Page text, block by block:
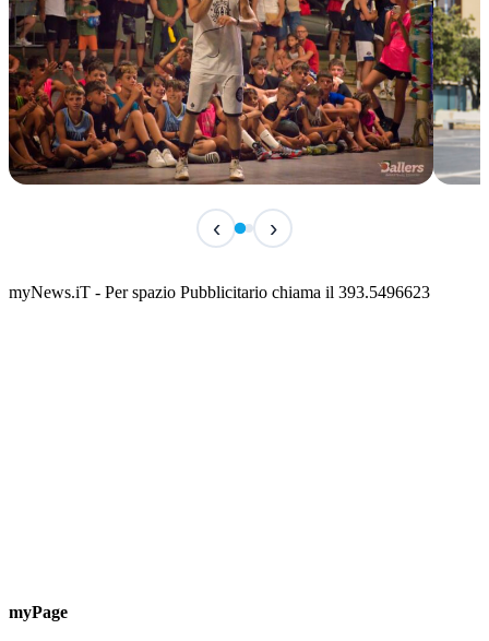
Classic Contest 3vs3 Memorial Michele
📅 6 Agosto 2026 · 09:00 · 📍 Lungomare C. Colombo
‹ ›
myNews.iT - Per spazio Pubblicitario chiama il 393.5496623
myPage